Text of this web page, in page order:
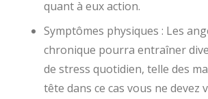
quant à eux action.
Symptômes physiques : Les
chronique pourra entraîner
de stress quotidien, telle des
tête dans ce cas vous ne devez